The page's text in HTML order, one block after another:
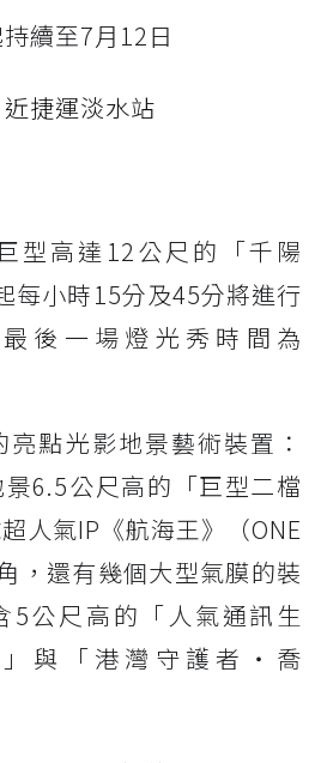
續至7月12日
捷運淡水站
型高達12公尺的「千陽
每小時15分及45分將進行
後一場燈光秀時間為
點光影地景藝術裝置：
6.5公尺高的「巨型二檔
人氣IP《航海王》（ONE
，還有幾個大型氣膜的裝
5公尺高的「人氣通訊生
與「港灣守護者・喬